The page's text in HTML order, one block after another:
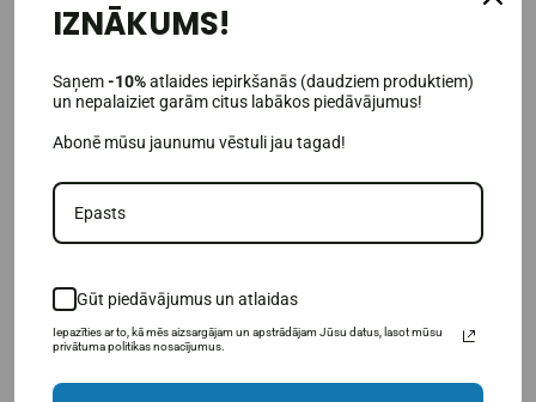
20,95€ 13,99€
Pieejams noliktavā
IELIKT GROZĀ
Pieejams noliktavā
IELIKT GROZĀ
-40% -29%
IZNĀKUMS!
Saņem-10%atlaides iepirkšanās (daudziem produktiem)
un nepalaiziet garām citus labākos piedāvājumus!
Abonē mūsu jaunumu vēstuli jau tagad!
Gūt piedāvājumus un atlaidas
Iepazīties ar to, kā mēs aizsargājam un apstrādājam Jūsu datus, lasot mūsu
privātuma politikas nosacījumus.